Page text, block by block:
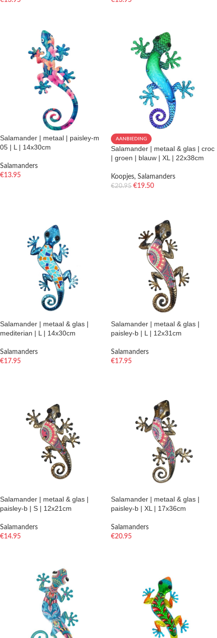
Salamander | metaal | paisley-m
05 | L | 14x30cm
Salamanders
€13.95
AANBIEDING
Salamander | metaal & glas | croc
| groen | blauw | XL | 22x38cm
Koopjes, Salamanders
€20.95 €19.50
Salamander | metaal & glas |
mediterian | L | 14x30cm
Salamanders
€17.95
Salamander | metaal & glas |
paisley-b | L | 12x31cm
Salamanders
€17.95
Salamander | metaal & glas |
paisley-b | S | 12x21cm
Salamanders
€14.95
Salamander | metaal & glas |
paisley-b | XL | 17x36cm
Salamanders
€20.95